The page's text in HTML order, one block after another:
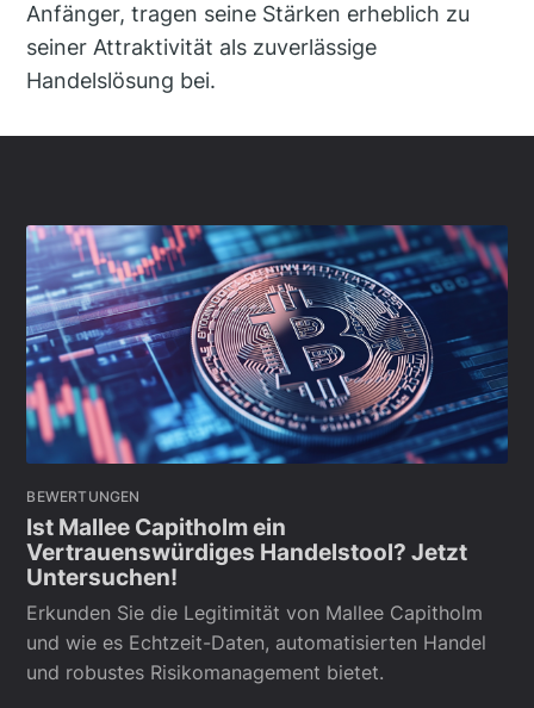
Anfänger, tragen seine Stärken erheblich zu
seiner Attraktivität als zuverlässige
Handelslösung bei.
BEWERTUNGEN
Ist Mallee Capitholm ein
Vertrauenswürdiges Handelstool? Jetzt
Untersuchen!
Erkunden Sie die Legitimität von Mallee Capitholm
und wie es Echtzeit-Daten, automatisierten Handel
und robustes Risikomanagement bietet.